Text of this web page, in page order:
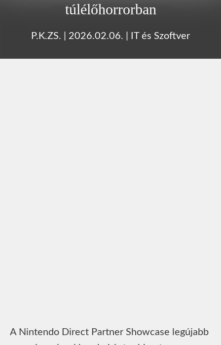
túlélőhorrorban
P.K.ZS. 2026.02.06. IT és Szoftver
A Nintendo Direct Partner Showcase legújabb